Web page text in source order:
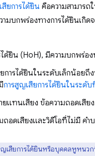
ยการได้ยิน คือความสามารถ
มบกพร่องทางการได้ยินเกิ
ยิน (HoH), มีความบกพร่อง
ารได้ยินในระดับเล็กน้อยถึ
การสูญเสียการได้ยินในระดั
ยแทนเสียง ข้อความถอดเสีย
ถอดเสียงและวิดีโอที่ไม่มี ค
ญเสียการได้ยินหรือบุคคลหูหนว